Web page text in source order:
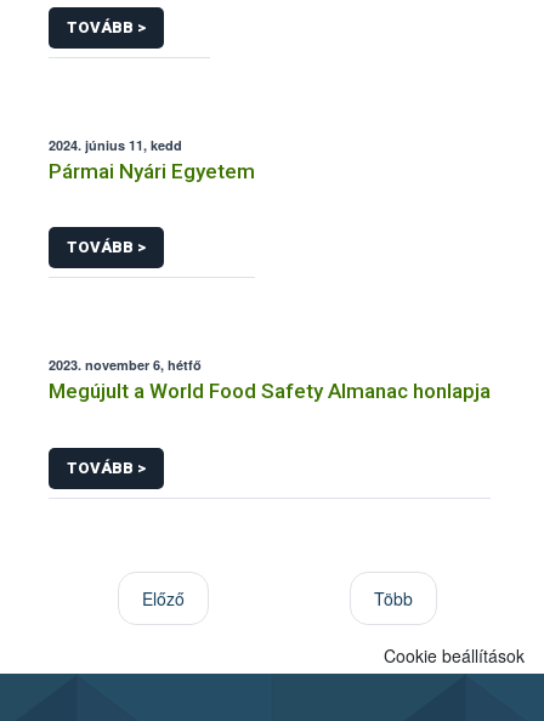
TOVÁBB >
2024. június 11, kedd
Pármai Nyári Egyetem
TOVÁBB >
2023. november 6, hétfő
Megújult a World Food Safety Almanac honlapja
TOVÁBB >
Előző Több
Cookie beállítások